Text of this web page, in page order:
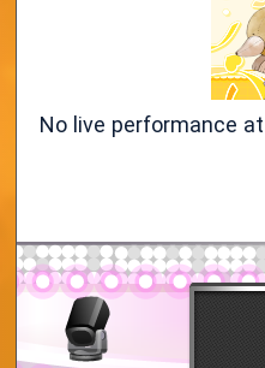
No live performance